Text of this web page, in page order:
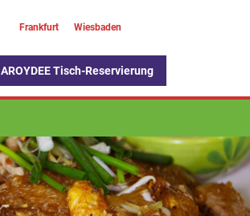
Frankfurt Wiesbaden
AROYDEE Tisch-Reservierung